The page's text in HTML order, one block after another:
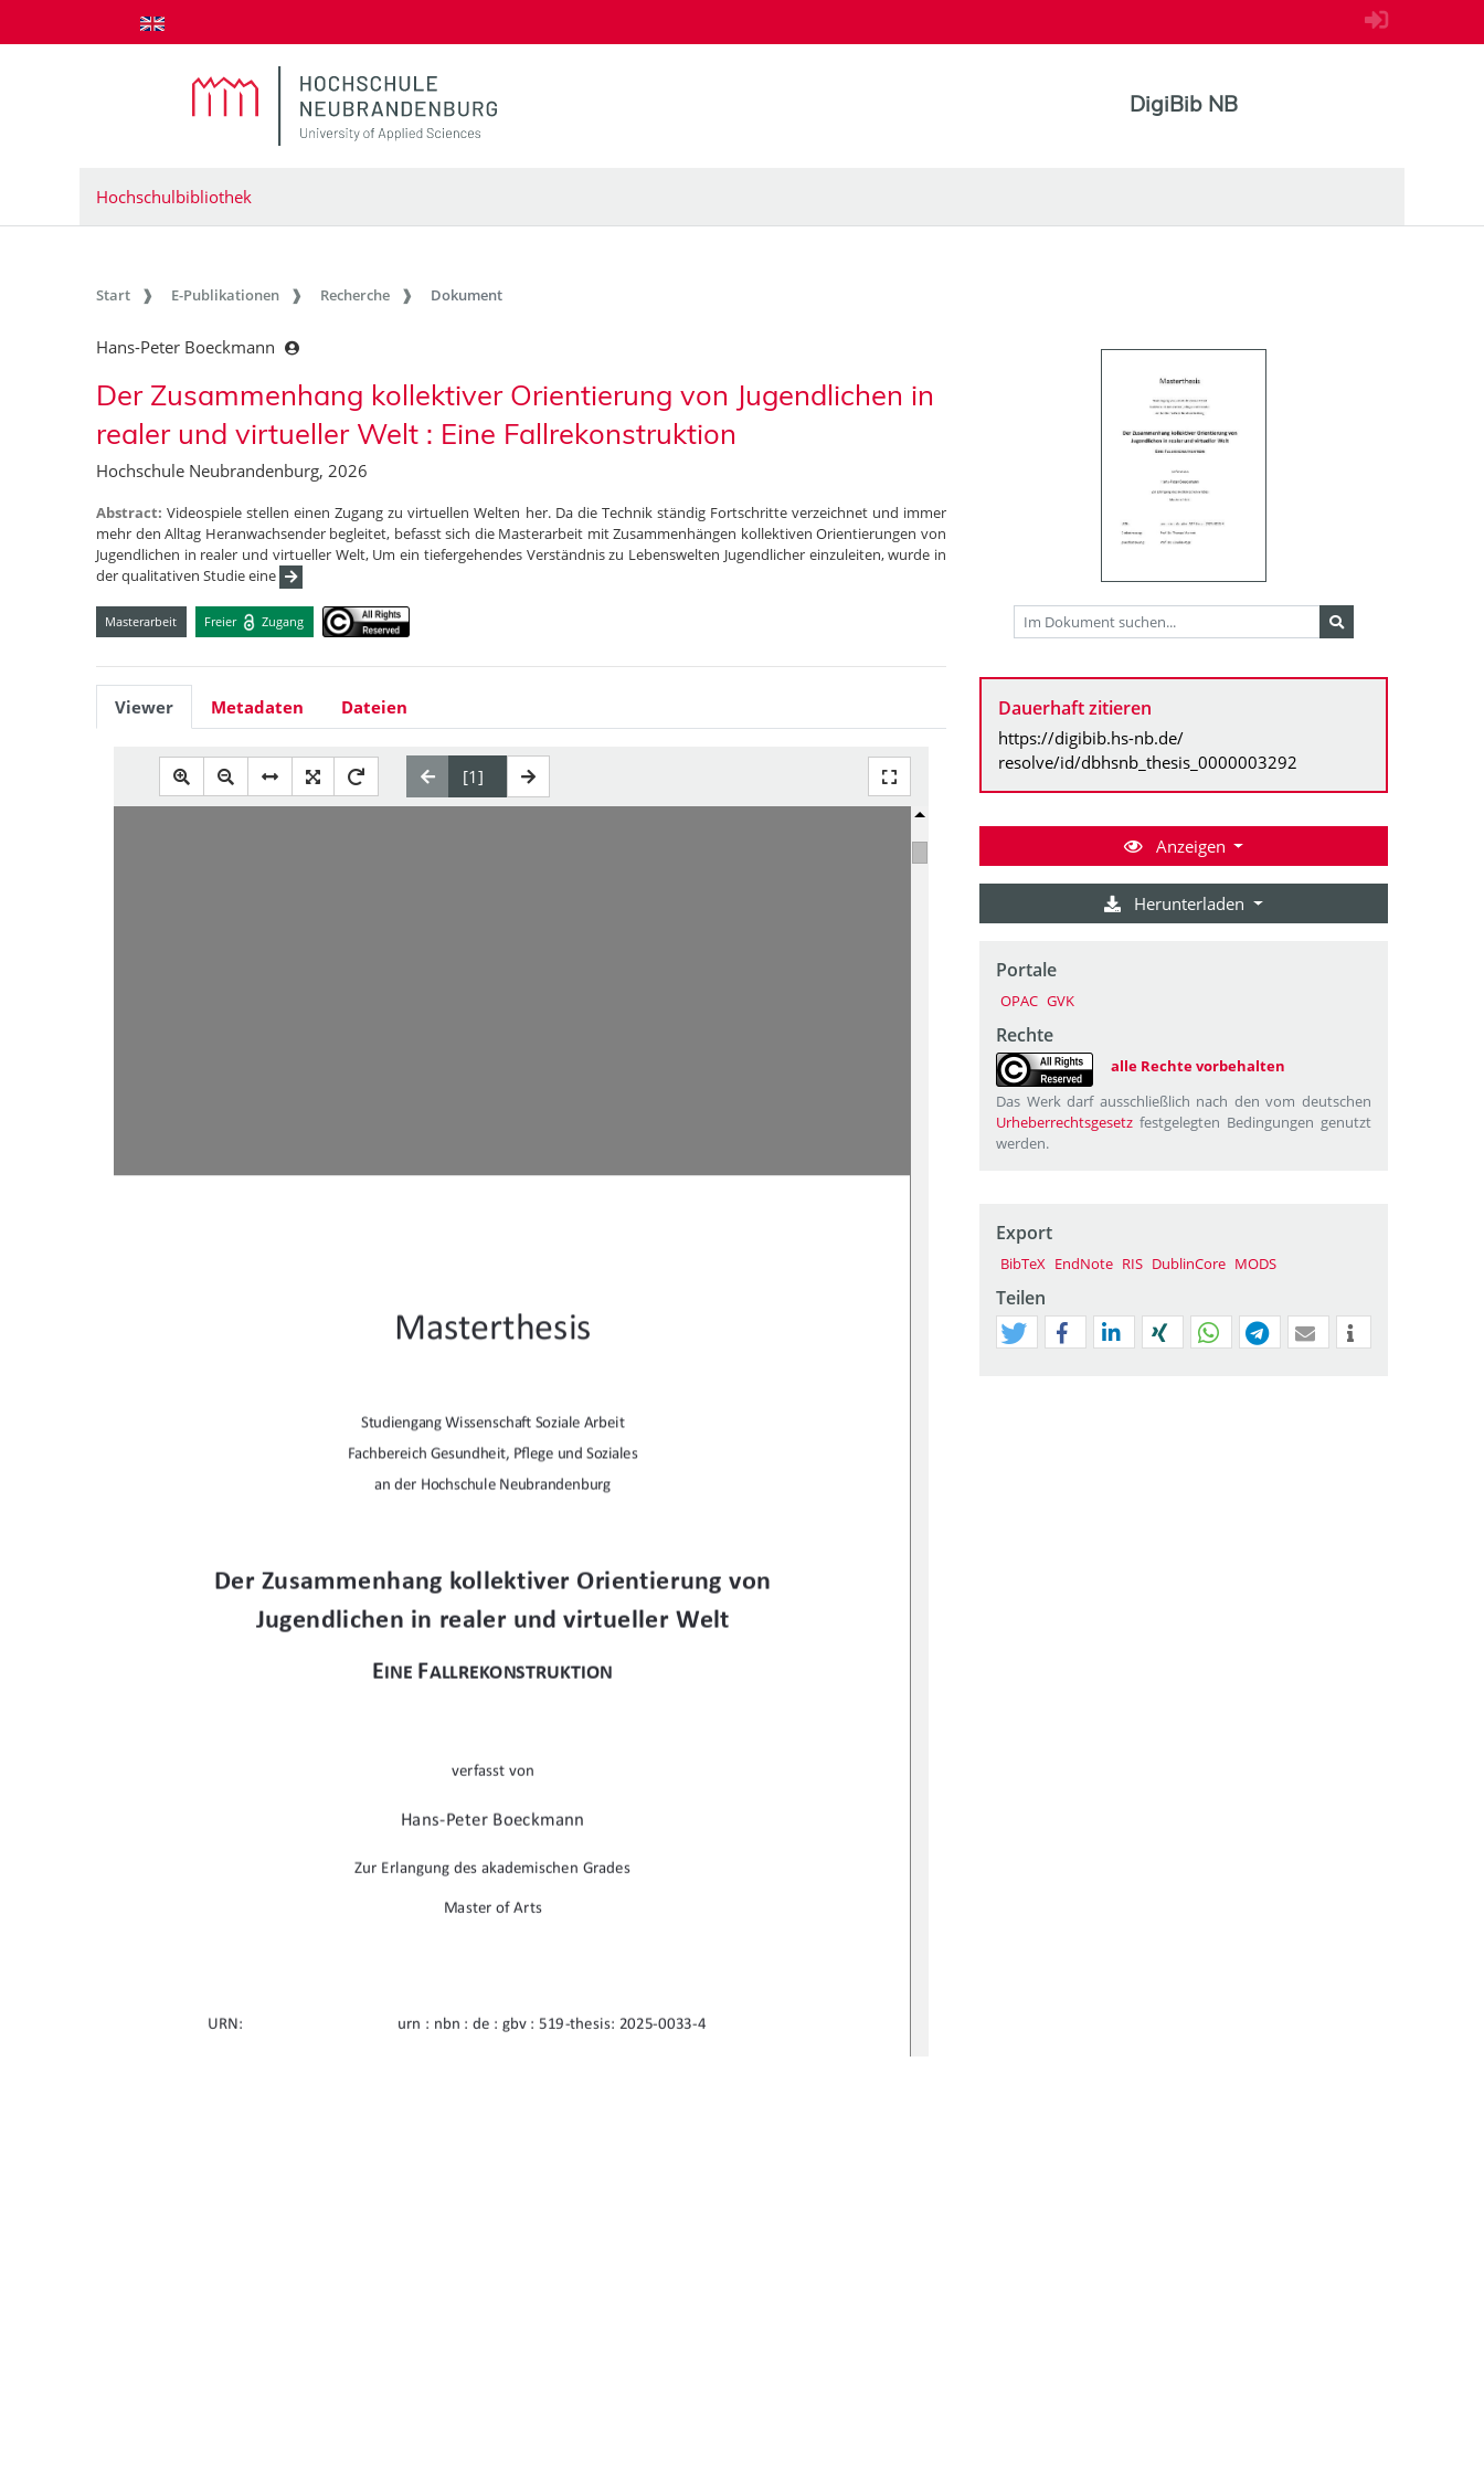
zum Inhalt springen
DigiBib NB
Hochschulbibliothek
Start E-Publikationen Recherche Dokument
Hans-Peter Boeckmann
Der Zusammenhang kollektiver Orientierung von Jugendlichen in
realer und virtueller Welt : Eine Fallrekonstruktion
Hochschule Neubrandenburg, 2026
Abstract:Videospiele stellen einen Zugang zu virtuellen Welten her. Da die Technik ständig Fortschritte verzeichnet und immer
mehr den Alltag Heranwachsender begleitet, befasst sich die Masterarbeit mit Zusammenhängen kollektiven Orientierungen von
Jugendlichen in realer und virtueller Welt, Um ein tiefergehendes Verständnis zu Lebenswelten Jugendlicher einzuleiten, wurde in
der qualitativen Studie eine
Masterarbeit Freier Zugang
Viewer Metadaten Dateien
Masterthesis
Studiengang WissenschaŌ Soziale Arbeit
Fachbereich Gesundheit, Pflege und Soziales
an der Hochschule Neubrandenburg
Der Zusammenhang kollektiver Orientierung von
Jugendlichen in realer und virtueller Welt
EINE FALLREKONSTRUKTION
verfasst von
Hans-Peter Boeckmann
Zur Erlangung des akademischen Grades
Master of Arts
URN: urn : nbn : de : gbv : 519-thesis: 2025-0033-4
Dauerhaft zitieren
https://digibib.hs-nb.de/
resolve/id/dbhsnb_thesis_0000003292
Anzeigen
Herunterladen
Portale
OPAC GVK
Rechte
alle Rechte vorbehalten
Das Werk darf ausschließlich nach den vom deutschen
Urheberrechtsgesetz festgelegten Bedingungen genutzt
werden.
Export
BibTeX EndNote RIS DublinCore MODS
Teilen